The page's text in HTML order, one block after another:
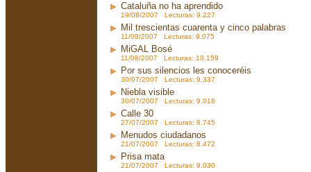
Cataluña no ha aprendido
19/08/2007 Lecturas: 9.227
Mil trescientas cuarenta y cinco palabras
11/08/2007 Lecturas: 9.075
MiGAL Bosé
11/08/2007 Lecturas: 10.159
Por sus silencios les conoceréis
30/07/2007 Lecturas: 9.337
Niebla visible
30/07/2007 Lecturas: 9.018
Calle 30
27/07/2007 Lecturas: 8.745
Menudos ciudadanos
21/07/2007 Lecturas: 8.472
Prisa mata
21/07/2007 Lecturas: 9.030